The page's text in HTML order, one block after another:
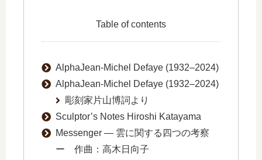
Table of contents
AlphaJean-Michel Defaye (1932–2024)
AlphaJean-Michel Defaye (1932–2024)
彫刻家片山博詞より
Sculptor’s Notes Hiroshi Katayama
Messenger ― 雲に関する四つの考察
ー 作曲：高木日向子